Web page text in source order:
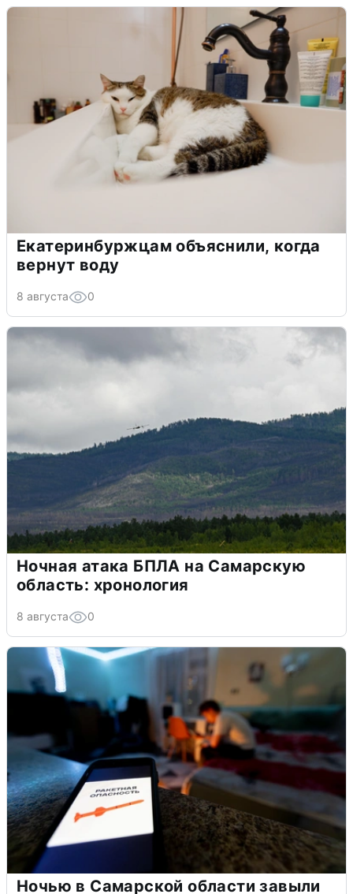
Екатеринбуржцам объяснили, когда
вернут воду
8 августа 0
Ночная атака БПЛА на Самарскую
область: хронология
8 августа 0
Ночью в Самарской области завыли